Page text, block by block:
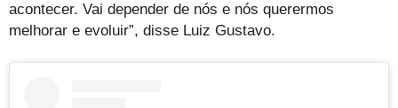
acontecer. Vai depender de nós e nós querermos
melhorar e evoluir”, disse Luiz Gustavo.